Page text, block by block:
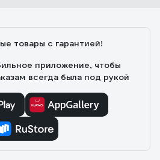
товары с гарантией!
приложение, чтобы
всегда была под рукой